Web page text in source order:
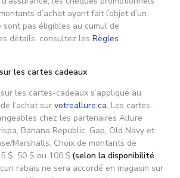
d’achat ayant fait l’objet d’un
sont pas éligibles au cumul de
détails, consultez les Règles
les cartes cadeaux
les cartes-cadeaux s’applique au
l’achat sur votreallure.ca. Les cartes-
chez les partenaires Allure
Banana Republic, Gap, Old Navy et
Marshalls. Choix de montants de
$, 50 $ ou 100 $ (selon la disponibilité
rabais ne sera accordé en magasin sur